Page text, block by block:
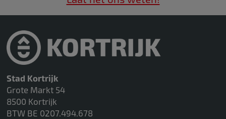
Stad Kortrijk
Grote Markt 54
8500 Kortrijk
BTW BE 0207.494.678